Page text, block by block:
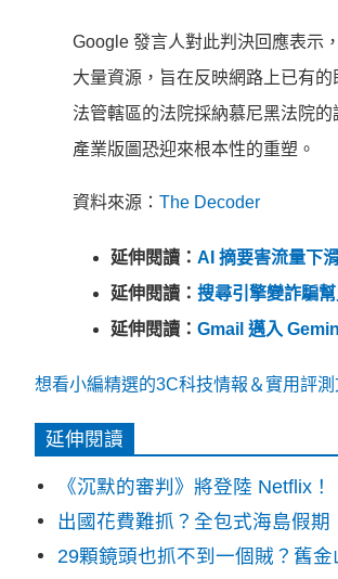
Google 發言人對此判決回應表示
大量資源，旨在反映網路上已有
法管轄區的法院採納慕尼黑法院
產業版圖恐迎來根本性的重塑。
資料來源： The Decoder
延伸閱讀： AI 摘要害流量下
延伸閱讀： 搜尋引擎變詐騙
延伸閱讀： Gmail 邁入
想看小編精選的3C科技情報＆實用評
延伸閱讀
《沉默的審判》將登陸 Netflix
出國花費難抓？全包式海島假
29顆鏡頭也抓不到一個賊？舊